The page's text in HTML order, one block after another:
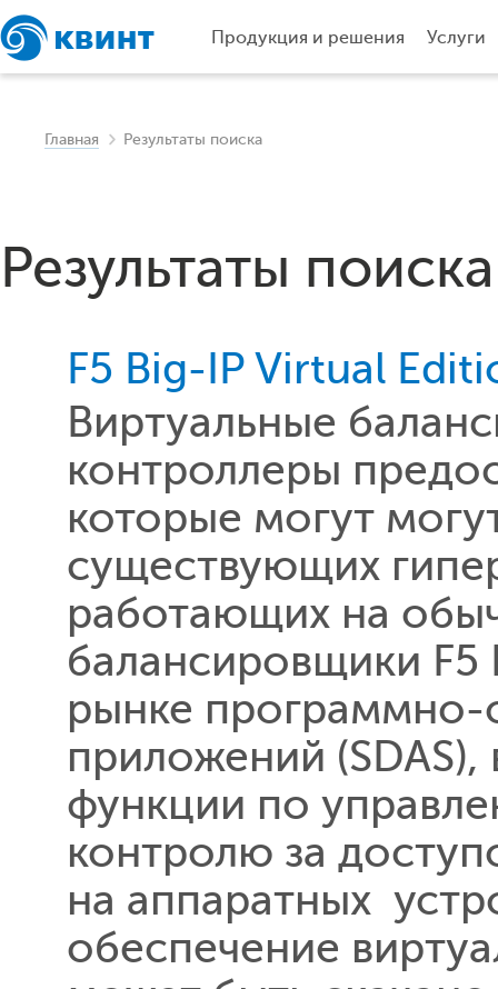
Продукция и решения Услуги
Главная Результаты поиска
Результаты
F5 Big-IP Virtual
Виртуальные
контроллеры
которые могут
существующих
работающих на
балансировщики F5
рынке
приложений
функции по
контролю за
на аппаратных
обеспечение